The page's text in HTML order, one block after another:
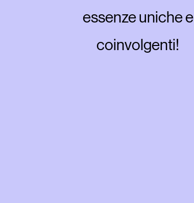
essenze uniche e
coinvolgenti!